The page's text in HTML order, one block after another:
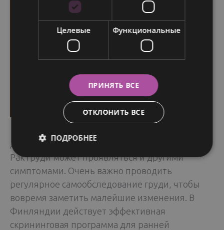
Другие симптомы
Рак груди может проявляться и другими
симптомами. Очень важно проводить
регулярное самообследование груди, чтобы
вовремя заметить малейшие изменения. В
Финляндии действует эффективная
скрининговая программа для ранней
Целевые Функциональные
ПРИНЯТЬ ВСЕ
ОТКЛОНИТЬ ВСЕ
ПОДРОБНЕЕ